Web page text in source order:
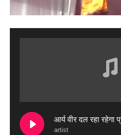
आर्य वीर दल रहा रहेगा
artist